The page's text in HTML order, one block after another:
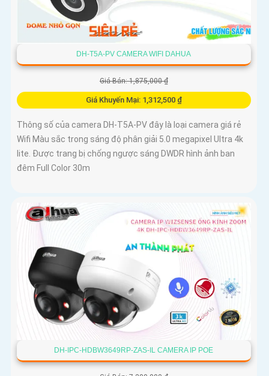
DH-T5A-PV CAMERA WIFI DAHUA
Giá Bán: 1,875,000 ₫
Giá Khuyến Mại: 1,312,500 ₫
Thông số của camera DH-T5A-PV đây là loại camera giá rẻ
Wifi Màu sắc trong sáng độ phân giải 5.0 megapixel Ultra 4k
lite. Được trang bị chống ngược sáng DWDR hình ảnh ban
đêm Full Color 30m
DH-IPC-HDBW3649RP-ZAS-IL CAMERA IP POE